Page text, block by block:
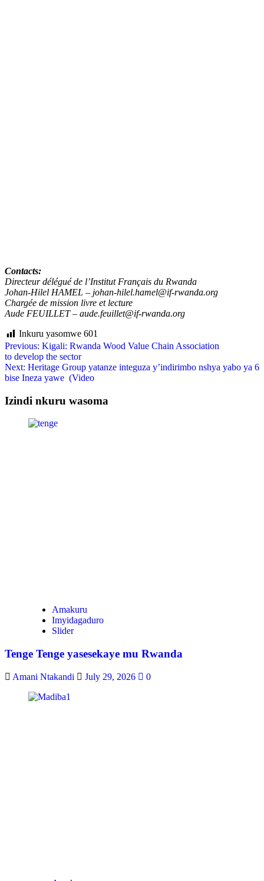
Contacts:
Directeur délégué de l’Institut Français du Rwanda
Johan-Hilel HAMEL – johan-hilel.hamel@if-rwanda.org
Chargée de mission livre et lecture
Aude FEUILLET – aude.feuillet@if-rwanda.org
Inkuru yasomwe 601
Previous: Kigali: Rwanda Wood Value Chain Association
to develop the sector
Next: Heritage Group yatanze integuza y’indirimbo nshya yabo ya 6
bise Ineza yawe (Video
Izindi nkuru wasoma
Amakuru
Imyidagaduro
Slider
Tenge Tenge yasesekaye mu Rwanda
Amani Ntakandi July 29, 2026 0